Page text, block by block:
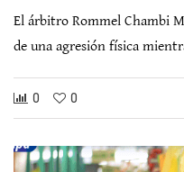
El árbitro Rommel Chambi
de una agresión física
0 0